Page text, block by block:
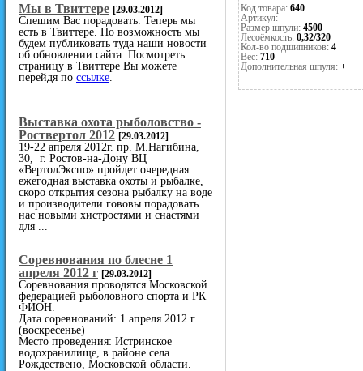
Мы в Твиттере [29.03.2012]
Спешим Вас порадовать. Теперь мы
есть в Твиттере. По возможность мы
будем публиковать туда наши новости
об обновлении сайта. Посмотреть
страницу в Твиттере Вы можете
перейдя по ссылке
Выставка охота рыболовство -
Роствертол 2012 [29.03.2012]
19-22 апреля 2012г. пр. М.Нагибина,
30, г. Ростов-на-Дону ВЦ
«ВертолЭкспо» пройдет очередная
ежегодная выставка охоты и рыбалке,
скоро открытия сезона рыбалку на воде
и производители гововы порадовать
нас новыми хистростями и снастями
для ...
Cоревнования по блесне 1
апреля 2012 г [29.03.2012]
Соревнования проводятся Московской
федерацией рыболовного спорта и РК
ФИОН.
Дата соревнований: 1 апреля 2012 г.
(воскресенье)
Место проведения: Истринское
водохранилище, в районе села
Рождествено, Московской области.
Код товара: 640
Артикул:
Размер шпули: 4500
Лесоёмкость: 0,32/320
Кол-во подшипников: 4
Вес: 710
Дополнительная шпуля: +